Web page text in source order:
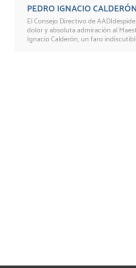
PEDRO IGNACIO
El Consejo Directivo de
dolor y absoluta admiración al
Ignacio Calderón, un faro